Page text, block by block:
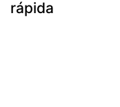
rápida